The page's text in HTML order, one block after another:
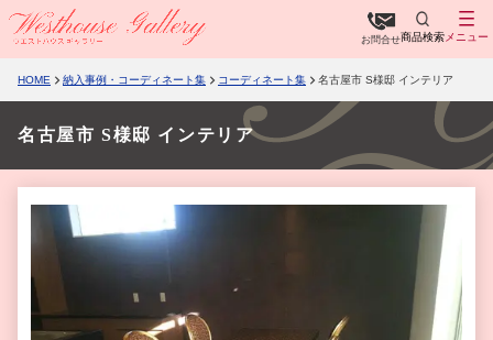
お問合せ商品検索 メニュー
HOME 納入事例・コーディネート集 コーディネート集 名古屋市 S様邸 インテリア
名古屋市 S様邸 インテリア